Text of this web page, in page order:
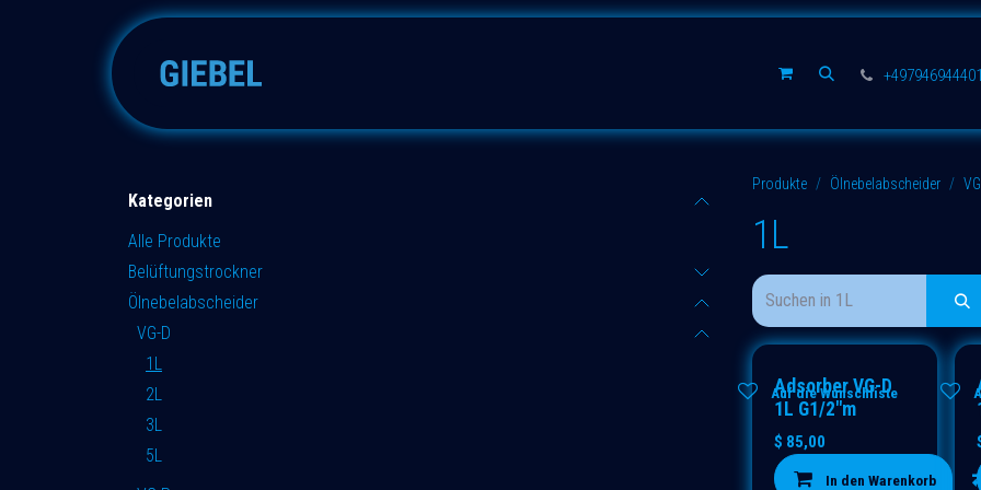
Zum Inhalt springen
Kategorien
Alle Produkte
Belüftungstrockner
Ölnebelabscheider
VG-D
1L
2L
3L
5L
Produkte Ölnebelabscheider
1L
Adsorber VG-D
1L G1/2"m
$ 85,00
In den Warenkorb
Auf die Wunschliste